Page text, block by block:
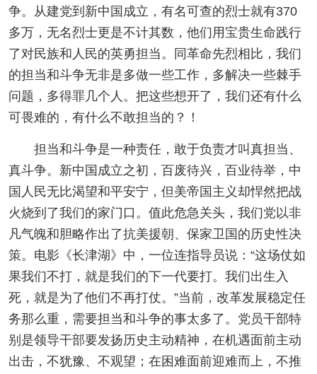
争。从建党到新中国成立，有名可查的烈士就有370
多万，无名烈士更是不计其数，他们用宝贵生命践行
了对民族和人民的英勇担当。同革命先烈相比，我们
的担当和斗争无非是多做一些工作，多解决一些棘手
问题，多得罪几个人。把这些想开了，我们还有什么
可畏难的，有什么不敢担当的？！
担当和斗争是一种责任，敢于负责才叫真担当、
真斗争。新中国成立之初，百废待兴，百业待举，中
国人民无比渴望和平安宁，但美帝国主义却悍然把战
火烧到了我们的家门口。值此危急关头，我们党以非
凡气魄和胆略作出了抗美援朝、保家卫国的历史性决
策。电影《长津湖》中，一位连指导员说：“这场仗如
果我们不打，就是我们的下一代要打。我们出生入
死，就是为了他们不再打仗。”当前，改革发展稳定任
务那么重，需要担当和斗争的事太多了。党员干部特
别是领导干部要发扬历史主动精神，在机遇面前主动
出击，不犹豫、不观望；在困难面前迎难而上，不推